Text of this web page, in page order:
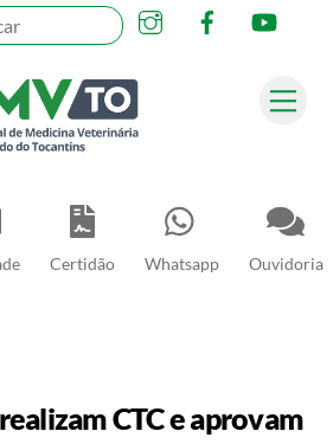
Certidão Whatsapp Ouvidoria
InstagramFacebook
CTC e aprovam